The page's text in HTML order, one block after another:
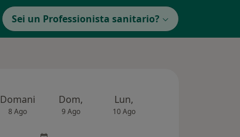
Sei un Professionista sanitario?
Domani
8 Ago
Dom,
9 Ago
Lun,
10 Ago